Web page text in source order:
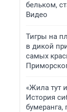
бельком,
Видео
Тигры на
в дикой
самых
«Жила тут
История
бумеранга,